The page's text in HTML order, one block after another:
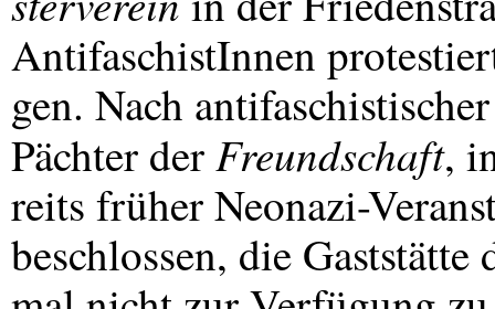
AntifaschistInnen
gen. Nach
Pächter derFreundschaft,
reits früher Neonazi-
beschlossen, die Gaststätte